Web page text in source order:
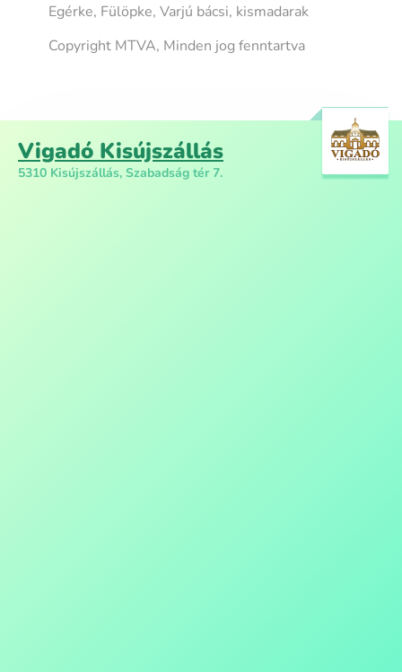
Egérke, Fülöpke, Varjú bácsi, kismadarak
Copyright MTVA, Minden jog fenntartva
Vigadó Kisújszállás
5310 Kisújszállás, Szabadság tér 7.